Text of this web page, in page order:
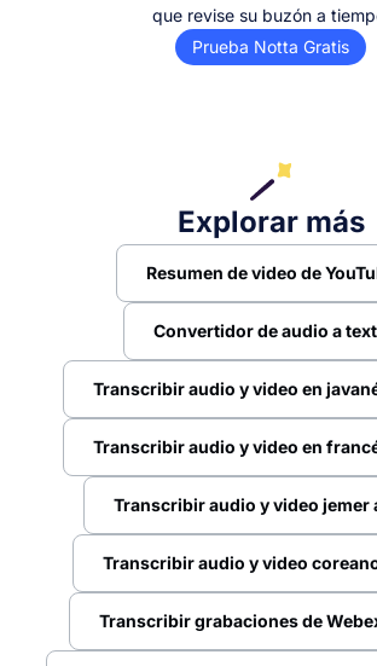
que revise su buzón a
Prueba Notta Gratis
Explorar más
Resumen de video de
Convertidor de audio a
Transcribir audio y video en
Transcribir audio y video en
Transcribir audio y video jemer
Transcribir audio y video
Transcribir grabaciones de